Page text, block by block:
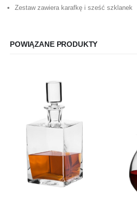
Zestaw zawiera karafkę i sześć szklanek
POWIĄZANE PRODUKTY